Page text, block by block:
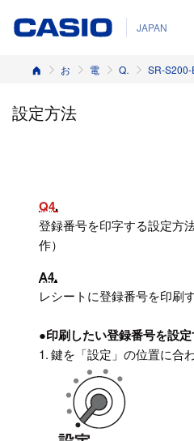
JAPAN
ホーム お客様サポート 電子レジスター Q&A（よくある質問と答え） SR-S200-
設定方法
Q4
登録番号を印字する設定方
作）
A4
レシートに登録番号を印刷
●印刷したい登録番号を設
1. 鍵を「設定」の位置に合